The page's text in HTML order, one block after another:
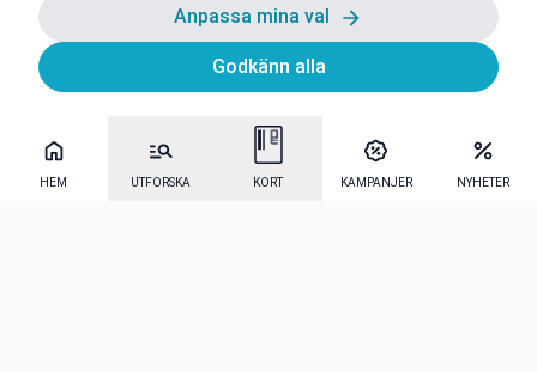
HEM UTFORSKA KORT KAMPANJER NYHETER
Anpassa mina val
Godkänn alla